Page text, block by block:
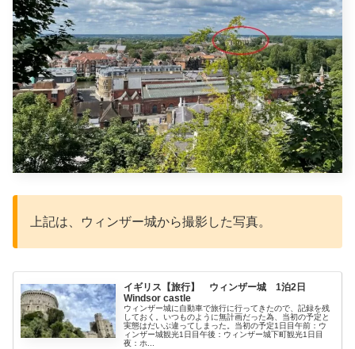
上記は、ウィンザー城から撮影した写真。
イギリス【旅行】 ウィンザー城 1泊2日
Windsor castle
ウィンザー城に自動車で旅行に行ってきたので、記録を残
しておく。いつものように無計画だった為、当初の予定と
実態はだいぶ違ってしまった。当初の予定1日目午前：ウ
ィンザー城観光1日目午後：ウィンザー城下町観光1日目
夜：ホ...